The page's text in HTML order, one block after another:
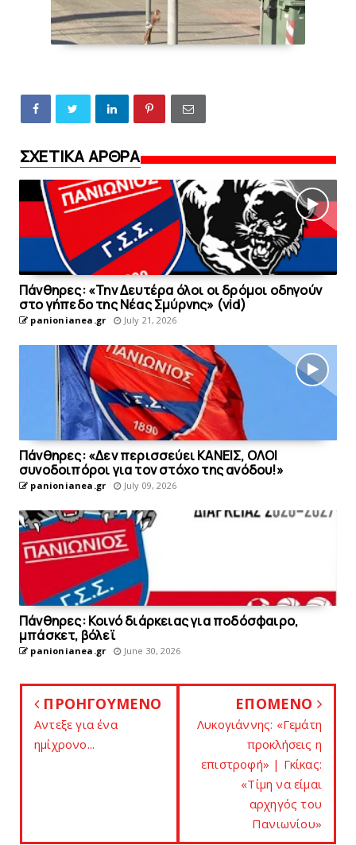
ΣΧΕΤΙΚΑ ΑΡΘΡΑ
Πάνθηρες: «Την Δευτέρα όλοι οι δρόμοι οδηγούν
στo γήπεδο της Νέας Σμύρνης» (vid)
panionianea.gr July 21, 2026
Πάνθηρες: «Δεν περισσεύει KΑΝΕΙΣ, OΛΟΙ
συνοδοιπόροι για τον στόχο της ανόδου!»
panionianea.gr July 09, 2026
Πάνθηρες: Κοινό διάρκειας για ποδόσφαιρο,
μπάσκετ, βόλεϊ
panionianea.gr June 30, 2026
ΠΡΟΗΓΟΥΜΕΝΟ
Aντεξε για ένα
ημίχρονο...
ΕΠΟΜΕΝΟ
Λυκoγιάννης: «Γεμάτη
προκλήσεις η
επιστροφή» | Γκίκας:
«Tίμη να είμαι
αρχηγός του
Πανιωνίου»